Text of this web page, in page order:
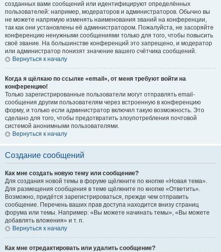
созданных вами сообщений или идентифицируют определённых
пользователей: например, модераторов и администраторов. Обычно вы
не можете напрямую изменять наименования званий на конференции,
так как они установлены её администратором. Пожалуйста, не засоряйте
конференцию ненужными сообщениями только для того, чтобы повысить
своё звание. На большинстве конференций это запрещено, и модератор
или администратор понизят значение вашего счётчика сообщений.
Вернуться к началу
Когда я щёлкаю по ссылке «email», от меня требуют войти на
конференцию!
Только зарегистрированные пользователи могут отправлять email-
сообщения другим пользователям через встроенную в конференцию
форму, и только если администратор включил такую возможность. Это
сделано для того, чтобы предотвратить злоупотребления почтовой
системой анонимными пользователями.
Вернуться к началу
Создание сообщений
Как мне создать новую тему или сообщение?
Для создания новой темы в форуме щёлкните по кнопке «Новая тема».
Для размещения сообщения в теме щёлкните по кнопке «Ответить».
Возможно, придётся зарегистрироваться, прежде чем отправить
сообщение. Перечень ваших прав доступа находится внизу страниц
форума или темы. Например: «Вы можете начинать темы», «Вы можете
добавлять вложения» и т. п.
Вернуться к началу
Как мне отредактировать или удалить сообщение?